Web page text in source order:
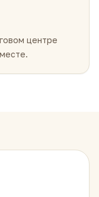
центре